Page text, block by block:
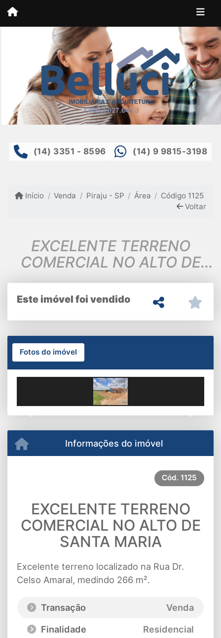
(14) 3351 - 8596 (14) 9 9815-3198
Início Venda Piraju - SP Área
Código 1125
Voltar
EXCELENTE TERRENO
COMERCIAL NO ALTO DE
SANTA MARIA
Este imóvel foi vendido
Fotos do imóvel
Informações do imóvel
Cód. 1125
EXCELENTE TERRENO
COMERCIAL NO ALTO DE
SANTA MARIA
Excelente terreno localizado na Rua Dr.
Celso Amaral, medindo 266 m².
Transação
Venda
Finalidade
Residencial